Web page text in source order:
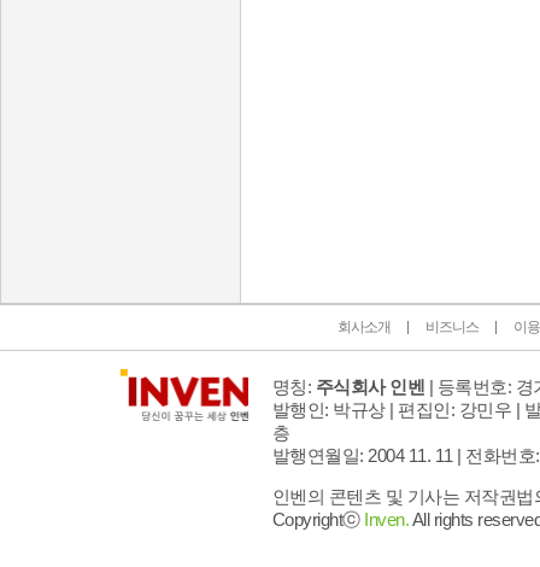
회사소개 비즈니스 이
명칭: 주식회사 인벤 | 등록번호: 경
발행인: 박규상 | 편집인: 강민우 |
층
발행연월일: 2004 11. 11 | 전화번호
인벤의 콘텐츠 및 기사는 저작권
Copyrightⓒ Inven.All rights